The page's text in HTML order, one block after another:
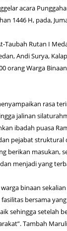
acara
1446 H, pada,
Taubah Rutan I
Andi Surya,
orang Warga
rasa
jalinan
ibadah puasa
pejabat
berikan masukan,
menjadi yang
binaan
bersama
sehingga setelah
Tambah